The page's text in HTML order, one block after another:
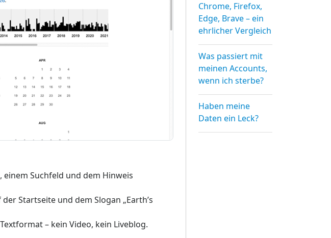
einem Suchfeld und dem Hinweis
Startseite und dem Slogan „Earth’s
– kein Video, kein Liveblog.
Chrome, Firefox,
Edge, Brave – ein
ehrlicher Vergleich
Was passiert mit
meinen Accounts,
wenn ich sterbe?
Haben meine
Daten ein Leck?